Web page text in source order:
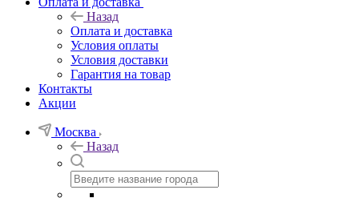
Назад
Оплата и доставка
Условия оплаты
Условия доставки
Гарантия на товар
Контакты
Акции
Москва
Назад